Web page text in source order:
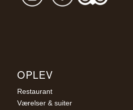
OPLEV
Restaurant
Værelser & suiter